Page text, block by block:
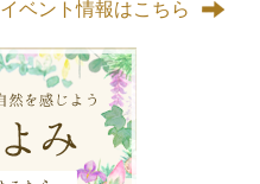
イベント情報はこちら